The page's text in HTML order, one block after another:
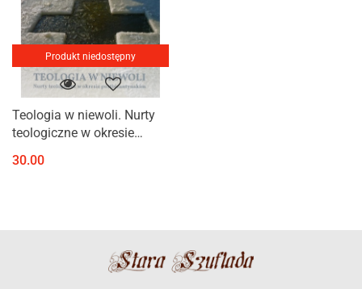
Produkt niedostępny
Teologia w niewoli. Nurty
teologiczne w okresie
30.00